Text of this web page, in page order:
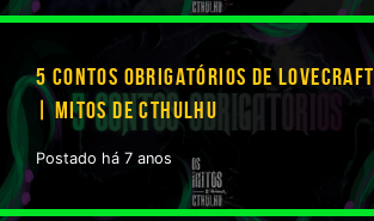
5 CONTOS OBRIGATÓRIOS DE LOVECRAFT
| MITOS DE CTHULHU
Postado há 7 anos